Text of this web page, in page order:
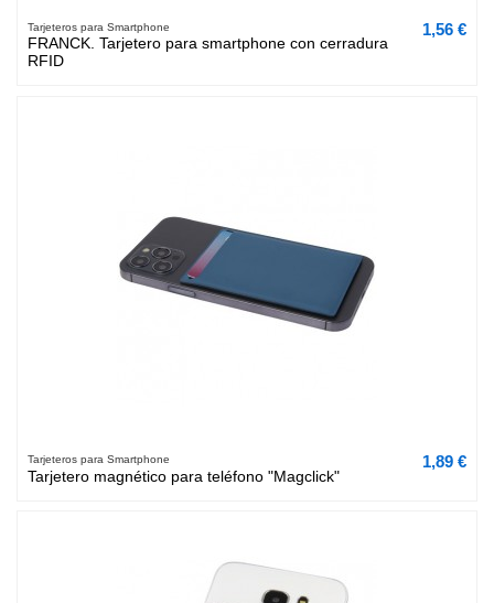
Tarjeteros para Smartphone
FRANCK. Tarjetero para smartphone con cerradura
RFID
1,56 €
Tarjeteros para Smartphone
Tarjetero magnético para teléfono "Magclick"
1,89 €